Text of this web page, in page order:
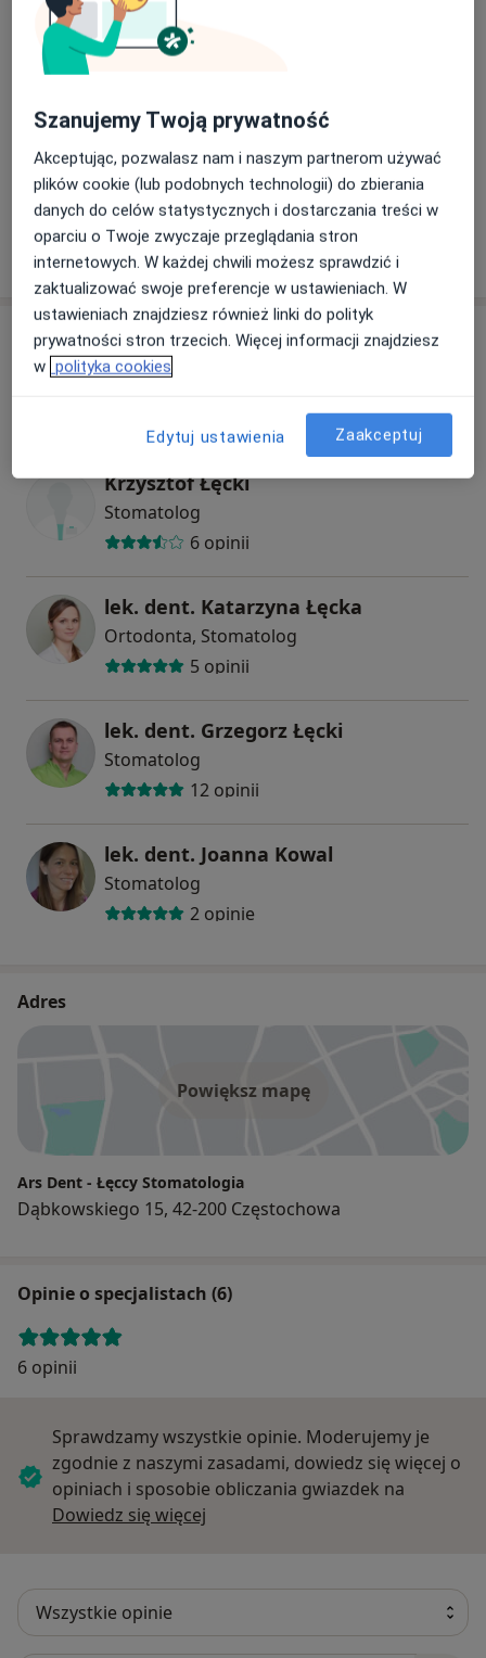
RTG pantomogram
100 zł
Leczenie kanałowe
Od 600 zł
+ 18 usług
W jaki sposób ustalane są ceny?
Specjaliści
Krzysztof Łęcki
Stomatolog
6 opinii
lek. dent. Katarzyna Łęcka
Ortodonta, Stomatolog
5 opinii
lek. dent. Grzegorz Łęcki
Stomatolog
12 opinii
lek. dent. Joanna Kowal
Stomatolog
2 opinie
Adres
Powiększ mapę
Ars Dent - Łęccy Stomatologia
Dąbkowskiego 15, 42-200 Częstochowa
Opinie o specjalistach (6)
6 opinii
Sprawdzamy wszystkie opinie. Moderujemy je
zgodnie z naszymi zasadami, dowiedz się więcej o
opiniach i sposobie obliczania gwiazdek na
Dowiedz się więcej
Szanujemy Twoją prywatność
Akceptując, pozwalasz nam i naszym partnerom używać
plików cookie (lub podobnych technologii) do zbierania
danych do celów statystycznych i dostarczania treści w
oparciu o Twoje zwyczaje przeglądania stron
internetowych. W każdej chwili możesz sprawdzić i
zaktualizować swoje preferencje w ustawieniach. W
ustawieniach znajdziesz również linki do polityk
prywatności stron trzecich. Więcej informacji znajdziesz
w polityka cookies
Edytuj ustawienia Zaakceptuj